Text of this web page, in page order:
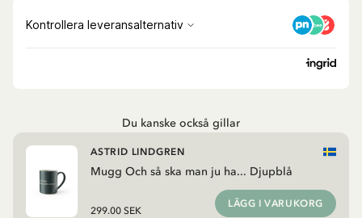
Du kanske också gillar
Mugg Och så ska man ju ha... Djupblå
ASTRID LINDGREN
299.00 SEK
LÄGG I VARUKORG